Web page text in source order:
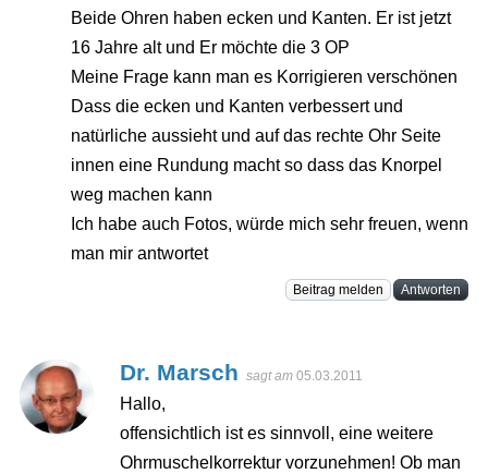
Beide Ohren haben ecken und Kanten. Er ist jetzt
16 Jahre alt und Er möchte die 3 OP
Meine Frage kann man es Korrigieren verschönen
Dass die ecken und Kanten verbessert und
natürliche aussieht und auf das rechte Ohr Seite
innen eine Rundung macht so dass das Knorpel
weg machen kann
Ich habe auch Fotos, würde mich sehr freuen, wenn
man mir antwortet
Beitrag melden Antworten
Dr. Marsch sagt am 05.03.2011
Hallo,
offensichtlich ist es sinnvoll, eine weitere
Ohrmuschelkorrektur vorzunehmen! Ob man